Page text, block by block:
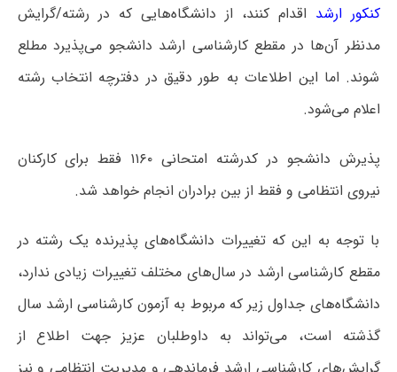
کنکور ارشد اقدام کنند، از دانشگاه‌هایی که در رشته/گرایش
مدنظر آن‌ها در مقطع کارشناسی ارشد دانشجو می‌پذیرد مطلع
شوند. اما این اطلاعات به طور دقیق در دفترچه انتخاب رشته
اعلام می‌شود.
پذیرش دانشجو در کدرشته امتحانی ۱۱۶۰ فقط برای کارکنان
نیروی انتظامی و فقط از بین برادران انجام خواهد شد.
با توجه به این که تغییرات دانشگاه‌های پذیرنده یک رشته در
مقطع کارشناسی ارشد در سال‌های مختلف تغییرات زیادی ندارد،
دانشگاه‌های جداول زیر که مربوط به آزمون کارشناسی ارشد سال
گذشته است، می‌تواند به داوطلبان عزیز جهت اطلاع از